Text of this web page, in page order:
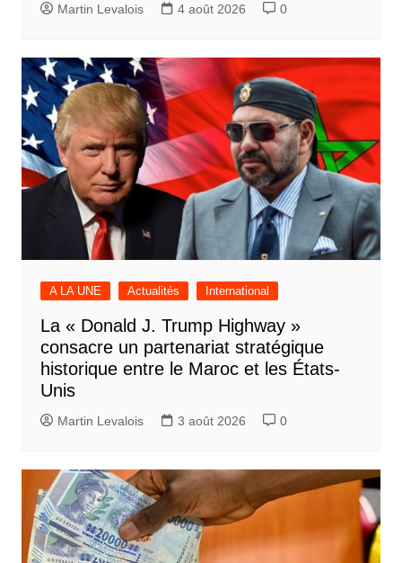
Martin Levalois 4 août 2026 0
A LA UNE Actualités International
La « Donald J. Trump Highway »
consacre un partenariat stratégique
historique entre le Maroc et les États-
Unis
Martin Levalois 3 août 2026 0